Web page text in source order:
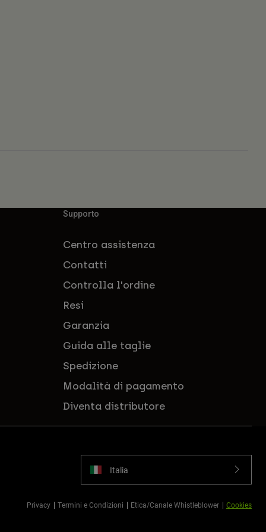
Supporto
Centro assistenza
Contatti
Controlla l'ordine
Resi
Garanzia
Guida alle taglie
Spedizione
Modalità di pagamento
Diventa distributore
Italia
Privacy Termini e Condizioni Etica/Canale Whistleblower Cookies